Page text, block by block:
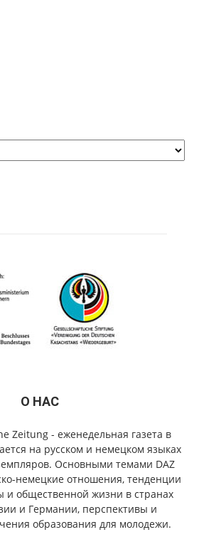
О НАС
Zeitung - еженедельная газета в
на русском и немецком языках
Основными темами DAZ
немецкие отношения, тенденции
и общественной жизни в странах
и Германии, перспективы и
образования для молодежи.